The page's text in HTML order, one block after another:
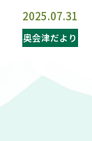
2025.07.31
奥会津だより